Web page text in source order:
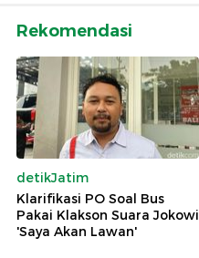
Rekomendasi
detikJatim
Klarifikasi PO Soal Bus
Pakai Klakson Suara Jokowi
'Saya Akan Lawan'